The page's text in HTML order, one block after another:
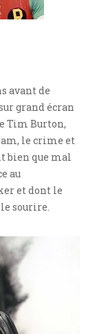
avant de
grand écran
Tim Burton,
le crime et
bien que mal
au
et dont le
sourire.